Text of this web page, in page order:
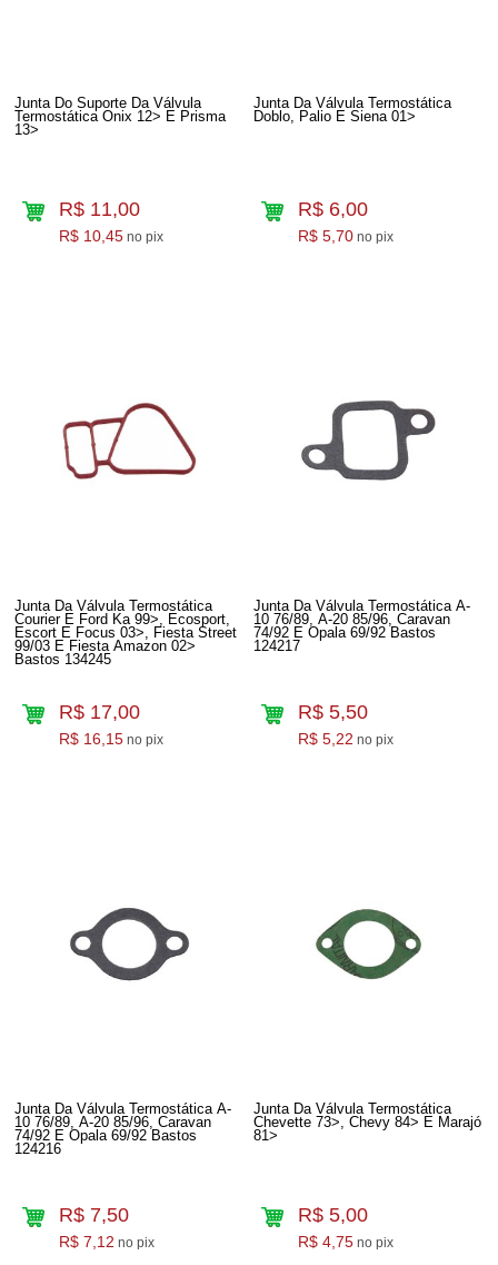
Junta Do Suporte Da Válvula
Termostática Onix 12> E Prisma
13>
R$ 11,00
R$ 10,45 no pix
Junta Da Válvula Termostática
Doblo, Palio E Siena 01>
R$ 6,00
R$ 5,70 no pix
Junta Da Válvula Termostática
Courier E Ford Ka 99>, Ecosport,
Escort E Focus 03>, Fiesta Street
99/03 E Fiesta Amazon 02>
Bastos 134245
R$ 17,00
R$ 16,15 no pix
Junta Da Válvula Termostática A-
10 76/89, A-20 85/96, Caravan
74/92 E Opala 69/92 Bastos
124217
R$ 5,50
R$ 5,22 no pix
Junta Da Válvula Termostática A-
10 76/89, A-20 85/96, Caravan
74/92 E Opala 69/92 Bastos
124216
R$ 7,50
R$ 7,12 no pix
Junta Da Válvula Termostática
Chevette 73>, Chevy 84> E Marajó
81>
R$ 5,00
R$ 4,75 no pix